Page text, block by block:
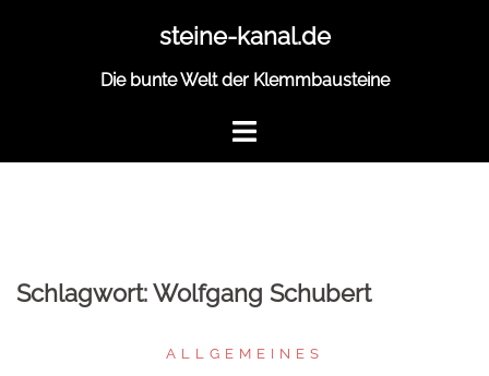
steine-kanal.de
Die bunte Welt der Klemmbausteine
Schlagwort:Wolfgang Schubert
ALLGEMEINES